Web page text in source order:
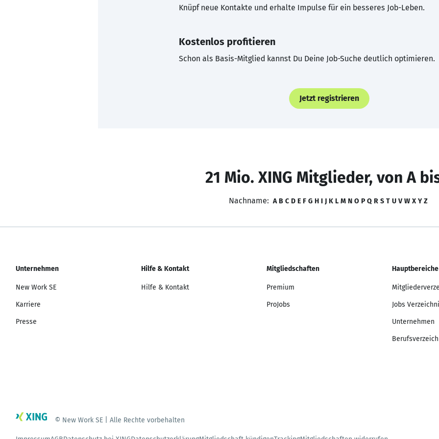
Knüpf neue Kontakte und erhalte Impulse für ein besseres Job-Leben.
Kostenlos profitieren
Schon als Basis-Mitglied kannst Du Deine Job-Suche deutlich optimieren.
Jetzt registrieren
21 Mio. XING Mitglieder, von A
Nachname: A B C D E F G H I J K L M N O P Q R S T U V W X Y Z
Unternehmen
New Work SE
Karriere
Presse
Hilfe & Kontakt
Hilfe & Kontakt
Mitgliedschaften
Premium
ProJobs
Hauptbereiche
Jobs
Unternehmen
© New Work SE | Alle Rechte vorbehalten